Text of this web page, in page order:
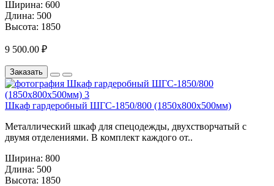
Ширина: 600
Длина: 500
Высота: 1850
9 500.00 ₽
Заказать
Шкаф гардеробный ШГС-1850/800 (1850х800х500мм)
Металлический шкаф для спецодежды, двухстворчатый с
двумя отделениями. В комплект каждого от..
Ширина: 800
Длина: 500
Высота: 1850